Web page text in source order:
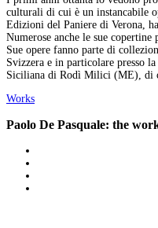
culturali di cui è un instancabile
Edizioni del Paniere di Verona,
Numerose anche le sue
Sue opere fanno parte di
Svizzera e in particolare presso
Siciliana di Rodì Milici (ME), di
Works
Paolo De Pasquale: the